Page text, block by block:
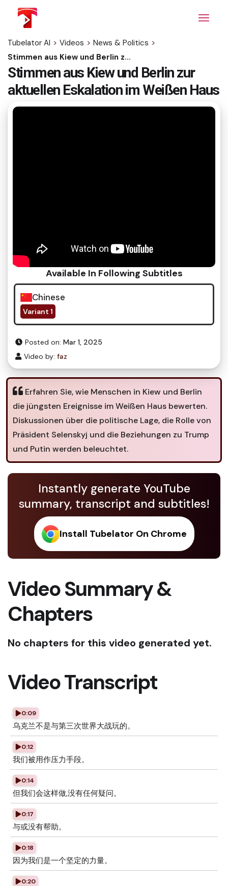
content
Tubelator AI > Videos > News & Politics >
Stimmen aus Kiew und Berlin zur aktuellen Eskalation im Weißen Haus
Stimmen aus Kiew und Berlin zur
aktuellen Eskalation im Weißen Haus
Available In Following Subtitles
Chinese
Variant 1
Posted on: Mar 1, 2025
Video by: faz
Erfahren Sie, wie Menschen in Kiew und Berlin
die jüngsten Ereignisse im Weißen Haus bewerten.
Diskussionen über die politische Lage, die Rolle von
Präsident Selenskyj und die Beziehungen zu Trump
und Putin werden beleuchtet.
Instantly generate YouTube
summary, transcript and subtitles!
Install Tubelator On Chrome
Video Summary &
Chapters
No chapters for this video generated yet.
Video Transcript
0:09
乌克兰不是与第三次世界大战玩的。
0:12
我们被用作压力手段。
0:14
但我们会这样做,没有任何疑问。
0:17
与或没有帮助。
0:18
因为我们是一个坚定的力量。
0:20